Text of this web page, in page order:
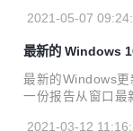
ar国内优化版是
提交的最新代码
知道什么原因。增
使用；另外日本
着不习惯，所以
2021-05-07
最新的 Windows
最新的Windows更
一份报告从窗口最
2021-03-12